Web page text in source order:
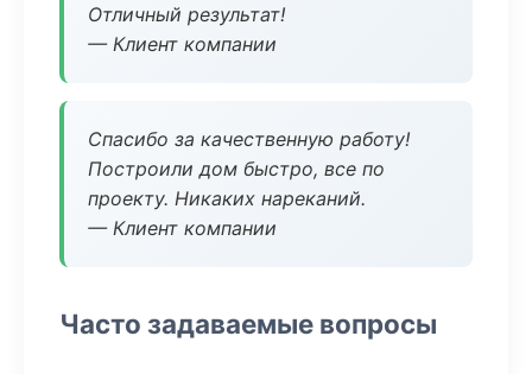
Отличный результат!
— Клиент компании
Спасибо за качественную работу!
Построили дом быстро, все по
проекту. Никаких нареканий.
— Клиент компании
Часто задаваемые вопросы